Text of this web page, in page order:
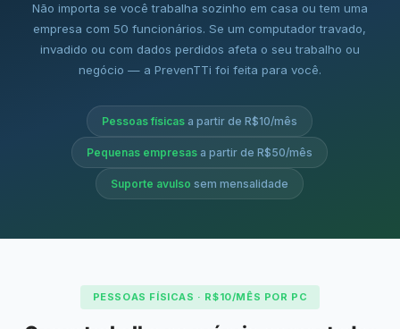
Não importa se você trabalha sozinho em casa ou tem uma
empresa com 50 funcionários. Se um computador travado,
invadido ou com dados perdidos afeta o seu trabalho ou
negócio — a PrevenTTi foi feita para você.
Pessoas físicas a partir de R$10/mês
Pequenas empresas a partir de R$50/mês
Suporte avulso sem mensalidade
PESSOAS FÍSICAS · R$10/MÊS POR PC